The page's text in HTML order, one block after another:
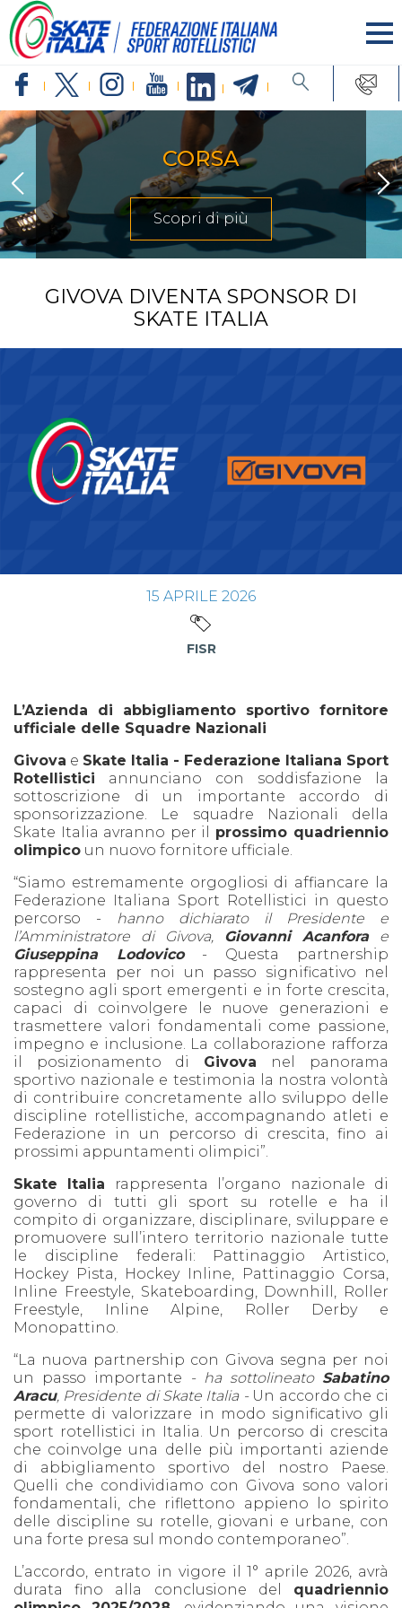
INLINE FREESTYLE
Scopri di più
GIVOVA DIVENTA SPONSOR DI
SKATE ITALIA
15 APRILE 2026
FISR
L’Azienda di abbigliamento sportivo fornitore
ufficiale delle Squadre Nazionali
Givova e Skate Italia - Federazione Italiana Sport
Rotellistici annunciano con soddisfazione la
sottoscrizione di un importante accordo di
sponsorizzazione. Le squadre Nazionali della
Skate Italia avranno per il prossimo quadriennio
olimpico un nuovo fornitore ufficiale.
“Siamo estremamente orgogliosi di affiancare la
Federazione Italiana Sport Rotellistici in questo
percorso - hanno dichiarato il Presidente e
l’Amministratore di Givova, Giovanni Acanforae
Giuseppina Lodovico- Questa partnership
rappresenta per noi un passo significativo nel
sostegno agli sport emergenti e in forte crescita,
capaci di coinvolgere le nuove generazioni e
trasmettere valori fondamentali come passione,
impegno e inclusione. La collaborazione rafforza
il posizionamento di Givova nel panorama
sportivo nazionale e testimonia la nostra volontà
di contribuire concretamente allo sviluppo delle
discipline rotellistiche, accompagnando atleti e
Federazione in un percorso di crescita, fino ai
prossimi appuntamenti olimpici”.
Skate Italia rappresenta l’organo nazionale di
governo di tutti gli sport su rotelle e ha il
compito di organizzare, disciplinare, sviluppare e
promuovere sull’intero territorio nazionale tutte
le discipline federali: Pattinaggio Artistico,
Hockey Pista, Hockey Inline, Pattinaggio Corsa,
Inline Freestyle, Skateboarding, Downhill, Roller
Freestyle, Inline Alpine, Roller Derby e
Monopattino.
“La nuova partnership con Givova segna per noi
un passo importante
- ha sottolineato Sabatino
Aracu, Presidente di Skate Italia - Un accordo che ci
permette di valorizzare in modo significativo gli
sport rotellistici in Italia. Un percorso di crescita
che coinvolge una delle più importanti aziende
di abbigliamento sportivo del nostro Paese.
Quelli che condividiamo con Givova sono valori
fondamentali, che riflettono appieno lo spirito
delle discipline su rotelle, giovani e urbane, con
una forte presa sul mondo contemporaneo”.
L’accordo, entrato in vigore il 1° aprile 2026, avrà
durata fino alla conclusione del quadriennio